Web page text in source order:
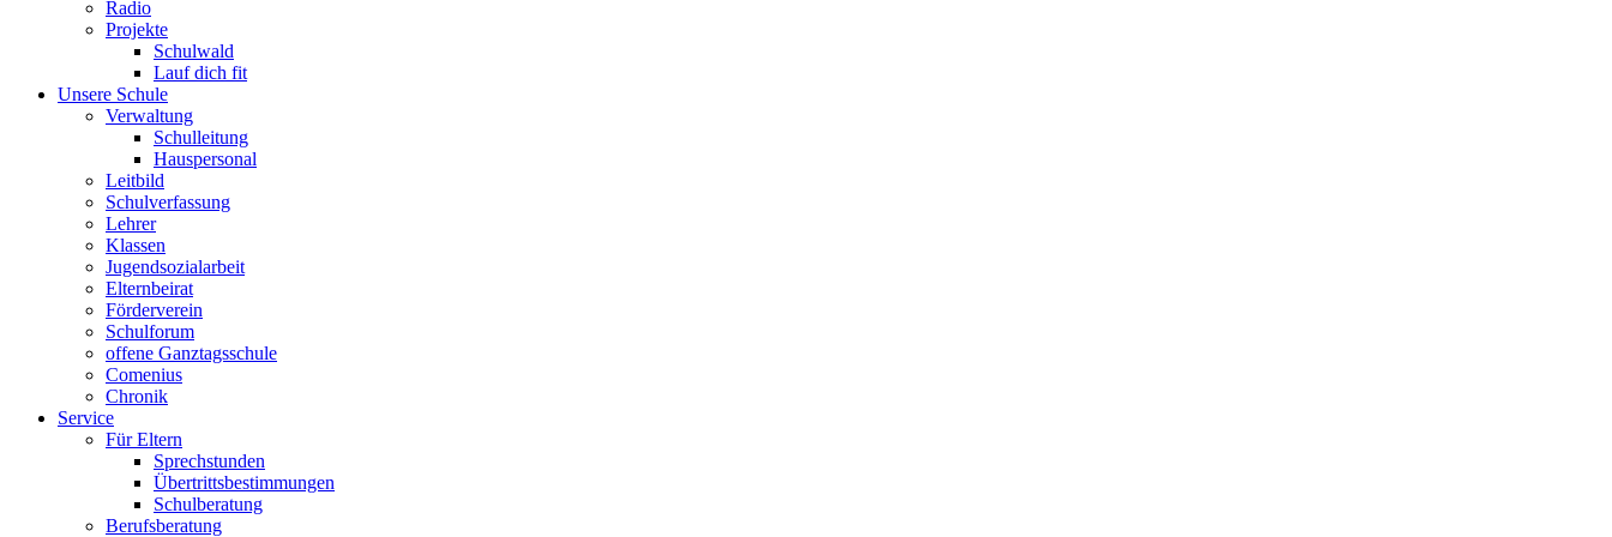
Radio
Projekte
Schulwald
Lauf dich fit
Unsere Schule
Verwaltung
Schulleitung
Hauspersonal
Leitbild
Schulverfassung
Lehrer
Klassen
Jugendsozialarbeit
Elternbeirat
Förderverein
Schulforum
offene Ganztagsschule
Comenius
Chronik
Service
Für Eltern
Sprechstunden
Übertrittsbestimmungen
Schulberatung
Berufsberatung